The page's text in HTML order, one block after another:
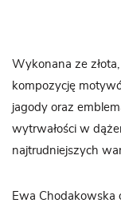
Wykonana ze
kompozycję
jagody oraz
wytrwałości w
najtrudniejszych
Ewa Chodakowska